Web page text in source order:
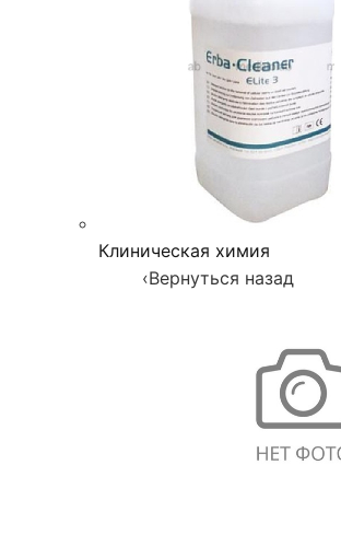
Клиническая химия
‹Вернуться назад